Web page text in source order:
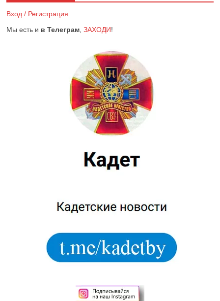
Вход / Регистрация
Мы есть и в Телеграм ,ЗАХОДИ!